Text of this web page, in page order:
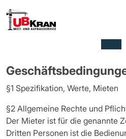
§1 Spezifikation, Werte, Mieten
§2 Allgemeine Rechte und
Der Mieter ist für die genannte
Dritten Personen ist die